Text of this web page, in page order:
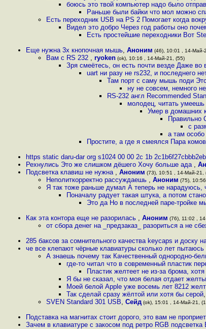
боюсь это твой компьютер надо было
Раньше были байки что мол можно
Есть переходник USB на PS 2 Помогает когда
Видел это добро Через год работы оно
Есть простейшие переходники Вот
Еще нужна 3х кнопочная мышь, Аноним (46), 10:01 , 14-Май-
Вам с RS 232 , ryoken (ok), 10:16 , 14-Май-21, (55)
Зря смеётесь, он есть почти везде Даже
uart ни разу не rs232, и последнего
Там порт с саму мышь поди
ну не совсем, немного
RS-232 англ Recommended
молодец, читать умеешь
Умер в домашних
Правильно
с
а там
Простите, а где я смеялся Пара
https static daru-dar org s1024 00 00 2c 1b
Рехнулись Это же слишком дёшего Хочу больше ада ,
Подсветка клавиш не нужна , Аноним (73), 10:51 , 14-Май-21,
Неполиткорректно рассуждаешь , Аноним (75),
Я так тоже раньше думал А теперь не нарадуюсь,
Поначалу радует такая штука, а потом
Это да Но в последней паре-тройке
Как эта контора еще не разорилась , Аноним (76), 11:02 ,
от сбора денег на _предзаказ_ разориться а не
285 баксов за сомнительного качества keycaps и доску
че все клепают чёрные клавиатуры сколько лет
А знаешь почему так Качественный однородно-
где-то читал что в современный пластик
Пластик желтеет не из-за брома,
Я бы не сказал, что моя белая отдает
Моей белой Apple уже восемь лет 8212
Так сделай сразу жёлтой или хотя бы серой,
SVEN Standard 301 USB, Сейд (ok), 15:01 , 14-Май-21,
Подставка на магнитах стоит дорого, это вам не
Зачем в клавиатуре с закосом под ретро RGB